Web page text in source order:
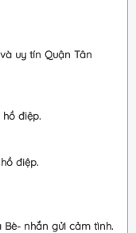
uy tín Quận Tân
điệp.
điệp.
Bè- nhắn gửi cảm tình.